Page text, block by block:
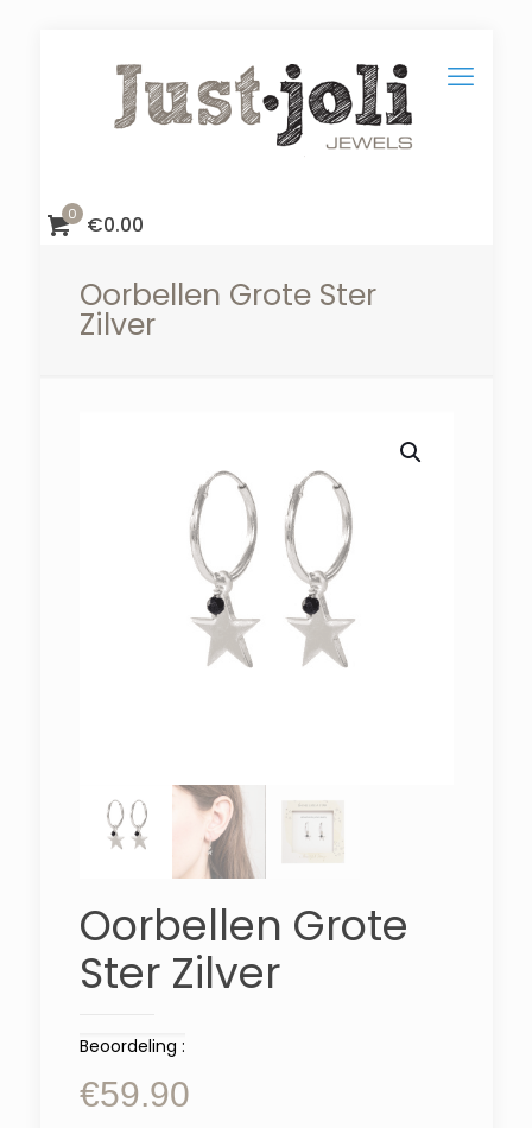
0 €0.00
Oorbellen Grote Ster
Zilver
Oorbellen Grote
Ster Zilver
Beoordeling :
€59.90